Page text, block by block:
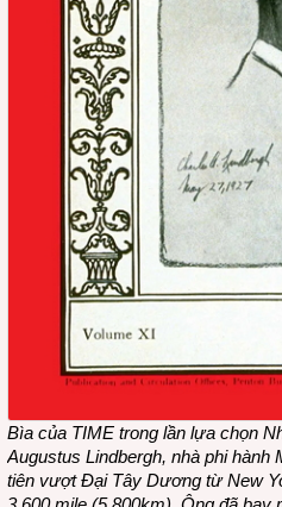
Bìa của TIME trong lần lựa chọn
Augustus Lindbergh, nhà phi
tiên vượt Đại Tây Dương từ New